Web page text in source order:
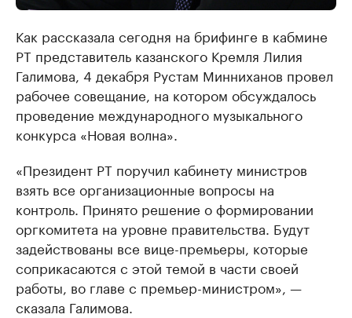
Как рассказала сегодня на брифинге в кабмине
РТ представитель казанского Кремля Лилия
Галимова, 4 декабря Рустам Минниханов провел
рабочее совещание, на котором обсуждалось
проведение международного музыкального
конкурса «Новая волна».
«Президент РТ поручил кабинету министров
взять все организационные вопросы на
контроль. Принято решение о формировании
оргкомитета на уровне правительства. Будут
задействованы все вице-премьеры, которые
соприкасаются с этой темой в части своей
работы, во главе с премьер-министром», —
сказала Галимова.